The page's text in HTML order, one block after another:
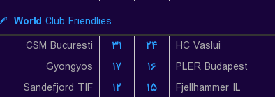
World Club Friendlies
CSM Bucuresti
۳۱ ۲۴ HC Vaslui
Gyongyos
۱۷ ۱۶ PLER Budapest
Sandefjord TIF
۱۲ ۱۵ Fjellhammer IL